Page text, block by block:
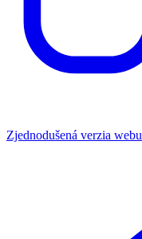
Zjednodušená verzia webu